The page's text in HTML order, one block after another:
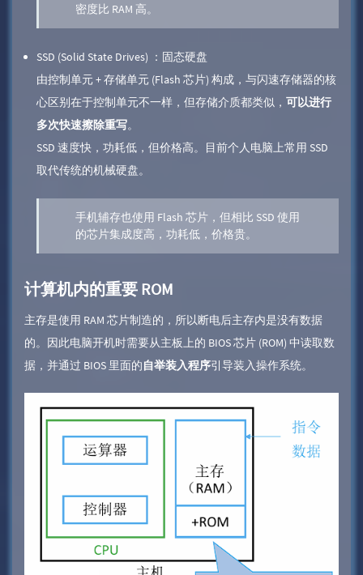
密度比 RAM 高。
SSD (Solid State Drives) ：固态硬盘
由控制单元 + 存储单元 (Flash 芯片) 构成，与闪速存储器的核
心区别在于控制单元不一样，但存储介质都类似， 可以进行
多次快速擦除重写。
SSD 速度快，功耗低，但价格高。目前个人电脑上常用 SSD
取代传统的机械硬盘。
手机辅存也使用 Flash 芯片，但相比 SSD 使用
的芯片集成度高，功耗低，价格贵。
计算机内的重要 ROM
主存是使用 RAM 芯片制造的，所以断电后主存内是没有数据
的。因此电脑开机时需要从主板上的 BIOS 芯片 (ROM) 中读取数
据，并通过 BIOS 里面的自举装入程序引导装入操作系统。